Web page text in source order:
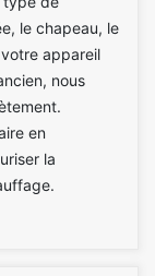
le chapeau, le
appareil
nous
en
la